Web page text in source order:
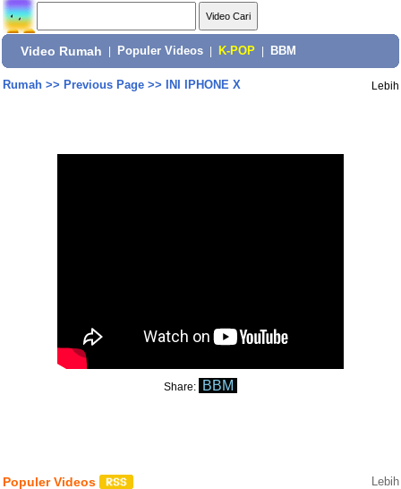
Video Rumah Populer Videos K-POP BBM
Rumah>> Previous Page>> INI IPHONE X Lebih
Share: BBM
Populer Videos Lebih